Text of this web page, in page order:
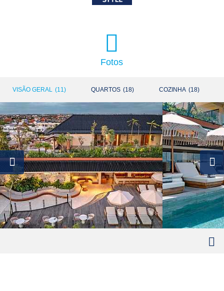
Fotos
VISÃO GERAL (11) QUARTOS (18) COZINHA (18)